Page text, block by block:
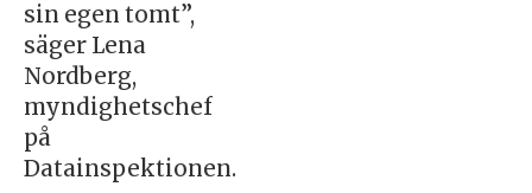
sin egen tomt”,
säger Lena
Nordberg,
myndighetschef
på
Datainspektionen.